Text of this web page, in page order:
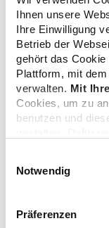
Ihnen unsere
Ihre Einwilligung
Betrieb der
gehört das
Plattform, mit
verwalten. Mit
Cookies, um zu
benutzen und
Adresse und Ihr
Klick auf „Cookies
erforderlichen
notwendige
Notwendig
Präferenzen
09.09.2022
pDL:
04.08.2022
BAK
06.07.2022